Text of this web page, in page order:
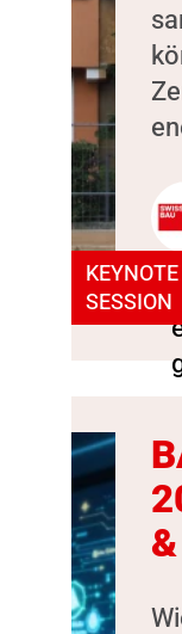
KEYNOTE
SESSION